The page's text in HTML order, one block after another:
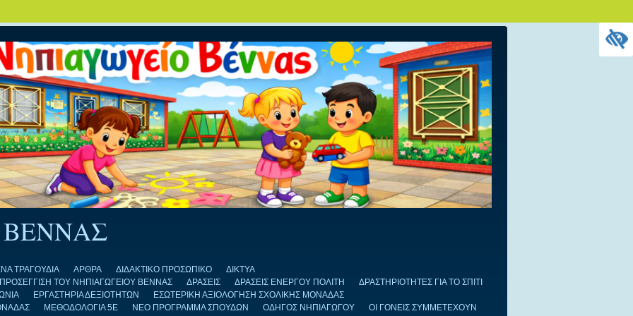
ΒΕΝΝΑΣ
ΤΡΑΓΟΥΔΙΑ ΑΡΘΡΑ ΔΙΔΑΚΤΙΚΟ ΠΡΟΣΩΠΙΚΟ
ΔΙΚΤΥΑ
ΤΟΥ ΝΗΠΙΑΓΩΓΕΙΟΥ ΒΕΝΝΑΣ
ΔΡΑΣΕΙΣ ΔΡΑΣΕΙΣ ΕΝΕΡΓΟΥ ΠΟΛΙΤΗ
ΔΡΑΣΤΗΡΙΟΤΗΤΕΣ ΓΙΑ ΤΟ ΣΠΙΤΙ
ΕΡΓΑΣΤΗΡΙΑ ΔΕΞΙΟΤΗΤΩΝ
ΕΣΩΤΕΡΙΚΗ ΑΞΙΟΛΟΓΗΣΗ ΣΧΟΛΙΚΗΣ ΜΟΝΑΔΑΣ
ΜΕΘΟΔΟΛΟΓΙΑ 5Ε ΝΕΟ ΠΡΟΓΡΑΜΜΑ ΣΠΟΥΔΩΝ ΟΔΗΓΟΣ ΝΗΠΙΑΓΩΓΟΥ
ΟΙ ΓΟΝΕΙΣ ΣΥΜΜΕΤΕΧΟΥΝ